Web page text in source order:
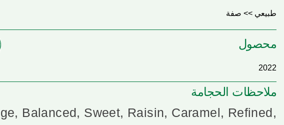
طبيعي >> صفة
محصول
2022
ملاحظات الحجامة
Balanced, Sweet, Raisin, Caramel, Refined,